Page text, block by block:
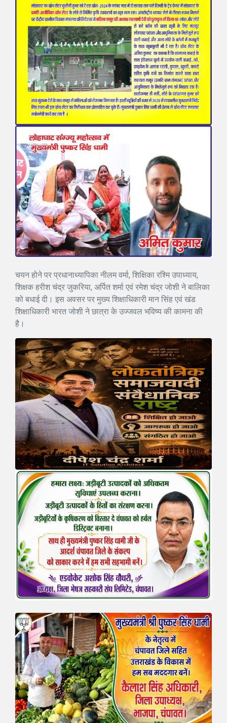
चयन होने पर प्रधानाध्यापिका नीलम वर्मा, शिक्षिका रश्मि उपाध्याय,
शिक्षक हरीश चंद्र जुकरिया, अर्पित शर्मा एवं रमेश चंद्र जोशी ने बालिका
को बधाई दी। इस अवसर पर मुख्य शिक्षाधिकारी मान सिंह एवं खंड
शिक्षाधिकारी भारत जोशी ने छात्रा के उज्जवल भविष्य की कामना की
है।